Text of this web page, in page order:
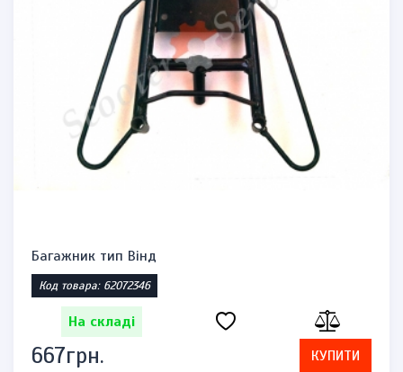
Багажник тип Вінд
Код товара: 62072346
На складі
667грн. КУПИТИ